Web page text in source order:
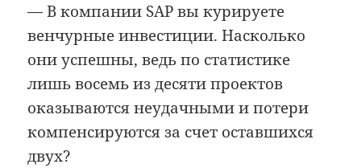
— В компании SAP вы курируете
венчурные инвестиции. Насколько
они успешны, ведь по статистике
лишь восемь из десяти проектов
оказываются неудачными и потери
компенсируются за счет оставшихся
двух?